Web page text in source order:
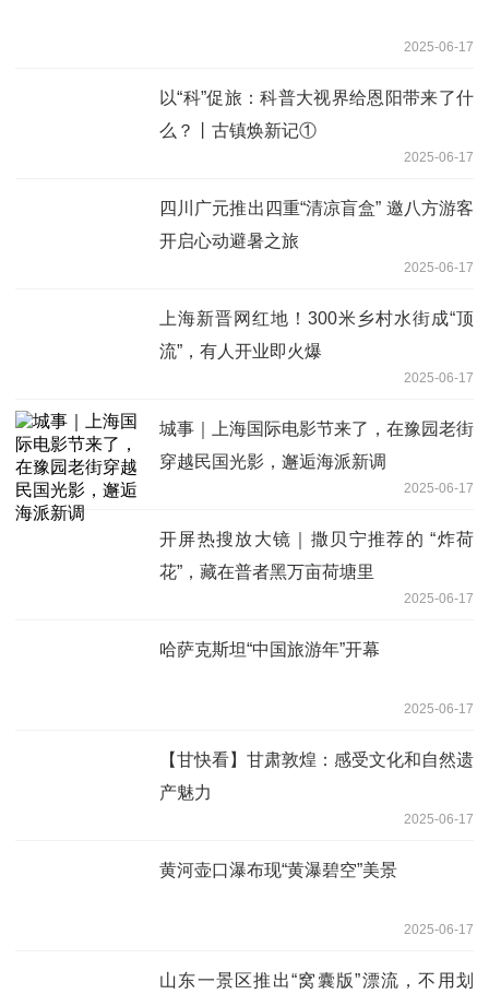
2025-06-17
以“科”促旅：科普大视界给恩阳带来了什
么？丨古镇焕新记①
2025-06-17
四川广元推出四重“清凉盲盒” 邀八方游客
开启心动避暑之旅
2025-06-17
上海新晋网红地！300米乡村水街成“顶
流”，有人开业即火爆
2025-06-17
城事｜上海国际电影节来了，在豫园老街
穿越民国光影，邂逅海派新调
2025-06-17
开屏热搜放大镜｜撒贝宁推荐的 “炸荷
花”，藏在普者黑万亩荷塘里
2025-06-17
哈萨克斯坦“中国旅游年”开幕
2025-06-17
【甘快看】甘肃敦煌：感受文化和自然遗
产魅力
2025-06-17
黄河壶口瀑布现“黄瀑碧空”美景
2025-06-17
山东一景区推出“窝囊版”漂流，不用划